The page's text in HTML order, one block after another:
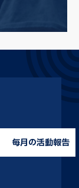
毎月の活動報告